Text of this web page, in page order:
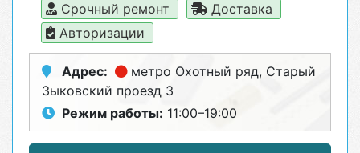
Срочный ремонт
Доставка
Авторизации
Адрес: метро Охотный ряд, Старый
Зыковский проезд 3
Режим работы: 11:00–19:00